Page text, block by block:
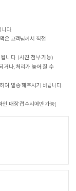
다.
은 고객님께서 직접
니다. (사진 첨부 가능)
거나, 처리가 늦어 질 수
여 발송 해주시기 바랍니다.
인 매장 접수시에만 가능)